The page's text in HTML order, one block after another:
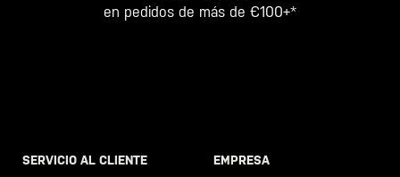
en pedidos de más de €100+*
SERVICIO AL CLIENTE
EMPRESA